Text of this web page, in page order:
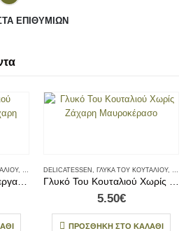
ΕΠΙΘΥΜΙΏΝ
, ΓΛΥΚΆ ΤΟΥ ΚΟΥΤΑΛΙΟΎ & CHUTNEY,ΠΡΩΙΝΟ,
Γλυκό Του Κουταλιού Περγαμόντο Χωρίς Ζάχαρη
DELICATESSEN , ΓΛΥΚΆ ΤΟΥ ΚΟΥΤΑΛΙΟΎ,
Γλυκό Του Κουταλιού Χωρίς Ζάχαρη Μαυροκέρασο
5.50€
ΠΡΟΣΘΉΚΗ ΣΤΟ ΚΑΛΆΘΙ